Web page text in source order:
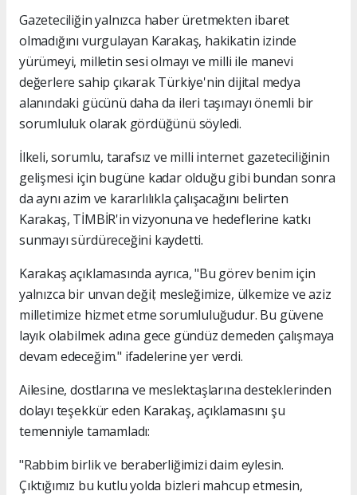
Gazeteciliğin yalnızca haber üretmekten ibaret
olmadığını vurgulayan Karakaş, hakikatin izinde
yürümeyi, milletin sesi olmayı ve milli ile manevi
değerlere sahip çıkarak Türkiye'nin dijital medya
alanındaki gücünü daha da ileri taşımayı önemli bir
sorumluluk olarak gördüğünü söyledi.
İlkeli, sorumlu, tarafsız ve milli internet gazeteciliğinin
gelişmesi için bugüne kadar olduğu gibi bundan sonra
da aynı azim ve kararlılıkla çalışacağını belirten
Karakaş, TİMBİR'in vizyonuna ve hedeflerine katkı
sunmayı sürdüreceğini kaydetti.
Karakaş açıklamasında ayrıca, "Bu görev benim için
yalnızca bir unvan değil; mesleğimize, ülkemize ve aziz
milletimize hizmet etme sorumluluğudur. Bu güvene
layık olabilmek adına gece gündüz demeden çalışmaya
devam edeceğim." ifadelerine yer verdi.
Ailesine, dostlarına ve meslektaşlarına desteklerinden
dolayı teşekkür eden Karakaş, açıklamasını şu
temenniyle tamamladı:
"Rabbim birlik ve beraberliğimizi daim eylesin.
Çıktığımız bu kutlu yolda bizleri mahcup etmesin,